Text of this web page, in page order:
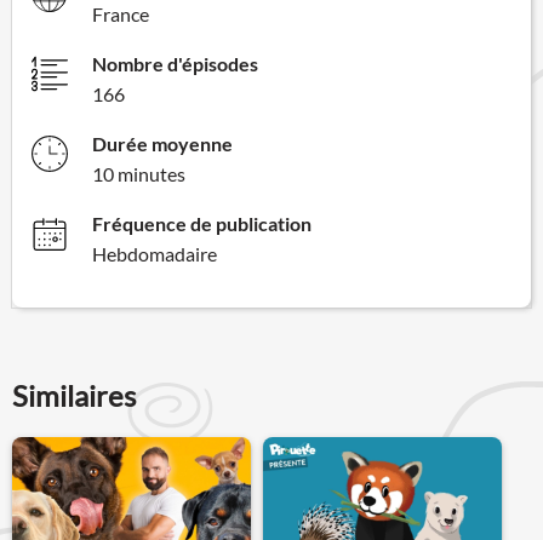
France
Nombre d'épisodes
166
Durée moyenne
10 minutes
Fréquence de publication
Hebdomadaire
Similaires